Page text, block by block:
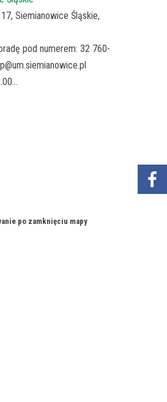
Siemianowice Śląskie,
pod numerem: 32 760-
po zamknięciu mapy